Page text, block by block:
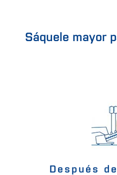
Sáquele mayor
Después